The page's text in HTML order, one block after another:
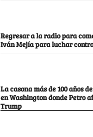
Regresar a la radio para
Iván Mejía para luchar
La casona más de 100 años
en Washington donde Petro
Trump